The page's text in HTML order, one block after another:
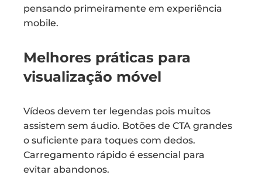
pensando primeiramente em experiência
mobile.
Melhores práticas para
visualização móvel
Vídeos devem ter legendas pois muitos
assistem sem áudio. Botões de CTA grandes
o suficiente para toques com dedos.
Carregamento rápido é essencial para
evitar abandonos.